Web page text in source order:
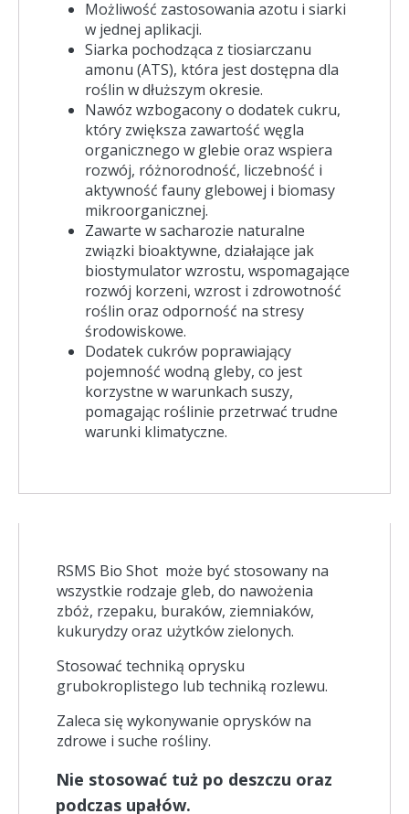
Możliwość zastosowania azotu i siarki
w jednej aplikacji.
Siarka pochodząca z tiosiarczanu
amonu (ATS), która jest dostępna dla
roślin w dłuższym okresie.
Nawóz wzbogacony o dodatek cukru,
który zwiększa zawartość węgla
organicznego w glebie oraz wspiera
rozwój, różnorodność, liczebność i
aktywność fauny glebowej i biomasy
mikroorganicznej.
Zawarte w sacharozie naturalne
związki bioaktywne, działające jak
biostymulator wzrostu, wspomagające
rozwój korzeni, wzrost i zdrowotność
roślin oraz odporność na stresy
środowiskowe.
Dodatek cukrów poprawiający
pojemność wodną gleby, co jest
korzystne w warunkach suszy,
pomagając roślinie przetrwać trudne
warunki klimatyczne.
RSMS Bio Shot może być stosowany na
wszystkie rodzaje gleb, do nawożenia
zbóż, rzepaku, buraków, ziemniaków,
kukurydzy oraz użytków zielonych.
Stosować techniką oprysku
grubokroplistego lub techniką rozlewu.
Zaleca się wykonywanie oprysków na
zdrowe i suche rośliny.
Nie stosować tuż po deszczu oraz
podczas upałów.